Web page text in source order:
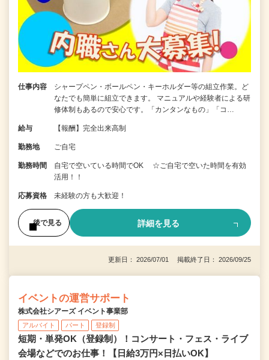
仕事内容
シャープペン・ボールペン・キーホルダー等の組立作業。ど
なたでも簡単に組立できます。 マニュアルや経験者による研
修体制もあるので安心です。「カンタンなもの」「コ…
給与 【報酬】完全出来高制
勤務地 ご自宅
勤務時間
自宅で空いている時間でOK ☆ご自宅で空いた時間を有効
活用！！
応募資格 未経験の方も大歓迎！
後で見る 詳細を見る
更新日： 2026/07/01 掲載終了日： 2026/09/25
イベントの運営サポート
株式会社シアーズ イベント事業部
アルバイト パート 登録制
短期・単発OK（登録制）！コンサート・フェス・ライブ
会場などでのお仕事！【日給3万円×日払いOK】